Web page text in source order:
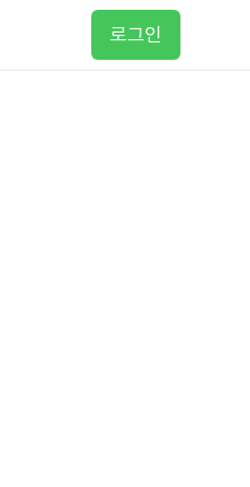
로그인